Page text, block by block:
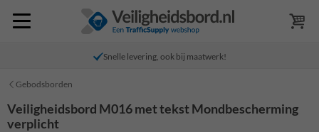
Snelle levering, ook bij maatwerk!
Gebodsborden
Veiligheidsbord M016 met tekst Mondbescherming
verplicht